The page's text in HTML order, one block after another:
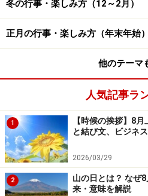
夏に吹く風の名前／「薫風」は青
の表現
新緑の間を吹きぬけてきて、
・緑風（りょくふう）
初夏の青葉を吹き渡る風。
・青嵐（せいらん／あおあらし
冬の行事・楽しみ方（12～2月）
正月の行事・楽しみ方（年末年始）
他のテーマ
人気記事ラ
1
【時候の挨拶】8
と結び文、ビジネ
2026/03/29
2
山の日とは？ なぜ
来・意味を解説